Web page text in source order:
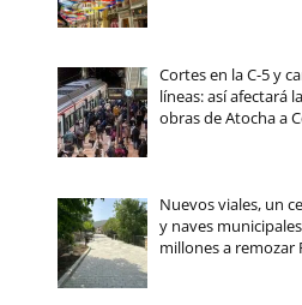
Cortes en la C-5 y
líneas: así afectará
obras de Atocha a
Nuevos viales, un
y naves
millones a remozar